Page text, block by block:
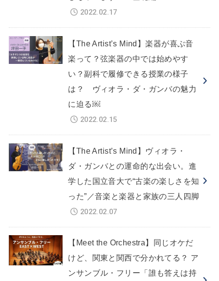
2022.02.17
【The Artist’s Mind】楽器が喜ぶ音
楽って？弦楽器の中では始めやす
い？副科で履修できる授業の様子
は？ ヴィオラ・ダ・ガンバの魅力
に迫る￼
2022.02.15
【The Artist’s Mind】ヴィオラ・
ダ・ガンバとの運命的な出会い。進
学した国立音大で“古楽の楽しさを知
った”／音楽と楽器と家族の三人四脚
2022.02.07
【Meet the Orchestra】同じオケだ
けど、関東と関西で分かれてる？ ア
ンサンブル・フリー「誰も答えは持